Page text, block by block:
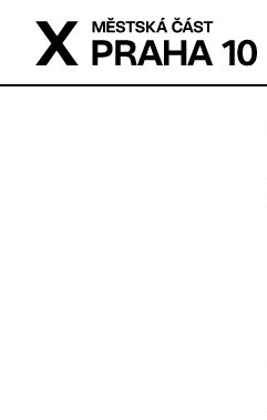
Přejít na hlavní obsah